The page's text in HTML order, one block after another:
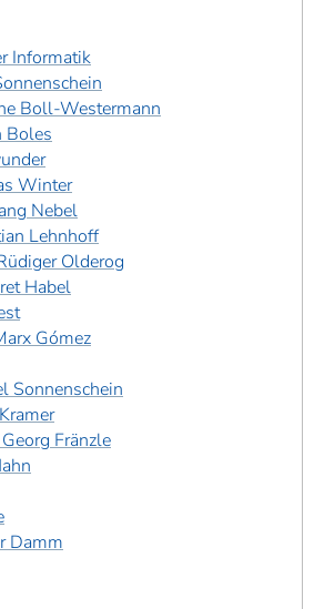
Informatik
Boll-Westermann
Boles
Winter
Nebel
Lehnhoff
Olderog
Habel
Gómez
Sonnenschein
Fränzle
Damm